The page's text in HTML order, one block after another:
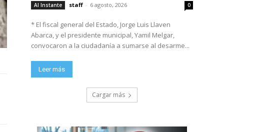
Al Instante staff - 6 agosto, 2026 0
* El fiscal general del Estado, Jorge Luis Llaven
Abarca, y el presidente municipal, Yamil Melgar,
convocaron a la ciudadanía a sumarse al desarme...
Leer más
Cargar más